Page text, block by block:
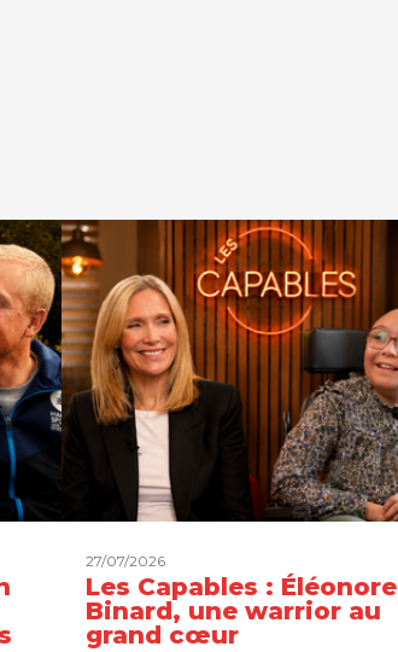
27/07/2026
Les Capables : Éléonore
Binard, une warrior au
grand cœur